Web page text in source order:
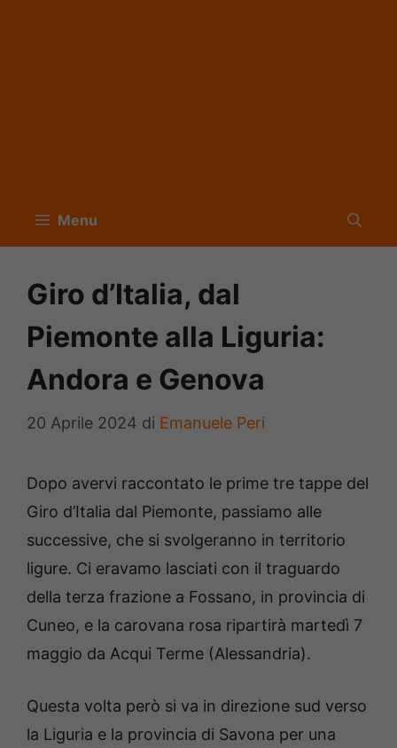
Menu
Giro d’Italia, dal
Piemonte alla Liguria:
Andora e Genova
20 Aprile 2024 di Emanuele Peri
Dopo avervi raccontato le prime tre tappe del
Giro d’Italia dal Piemonte, passiamo alle
successive, che si svolgeranno in territorio
ligure. Ci eravamo lasciati con il traguardo
della terza frazione a Fossano, in provincia di
Cuneo, e la carovana rosa ripartirà martedì 7
maggio da Acqui Terme (Alessandria).
Questa volta però si va in direzione sud verso
la Liguria e la provincia di Savona per una